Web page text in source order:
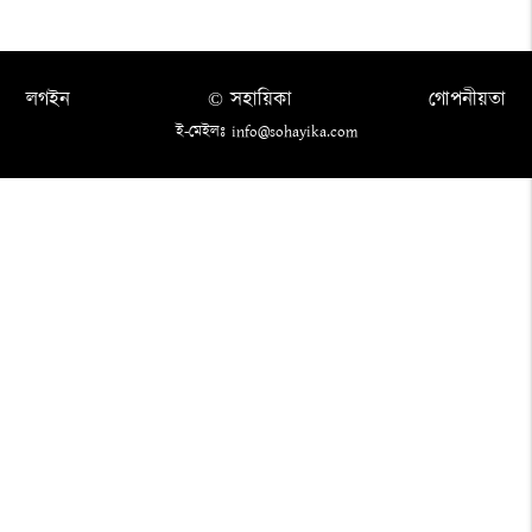
লগইন গোপনীয়তা
© সহায়িকা
ই-মেইলঃ info@sohayika.com